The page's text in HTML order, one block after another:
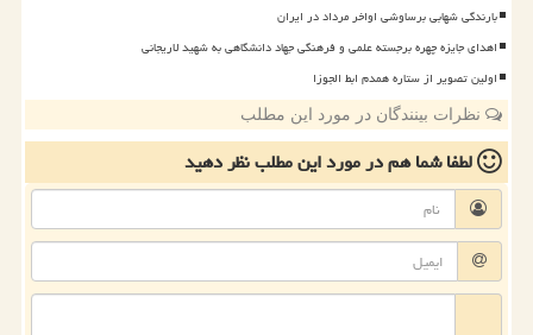
بارندگی شهابی برساوشی اواخر مرداد در ایران
اهدای جایزه چهره برجسته علمی و فرهنگی جهاد دانشگاهی به شهید لاریجانی
اولین تصویر از ستاره همدم ابط الجوزا
نظرات بینندگان در مورد این مطلب
لطفا شما همدر مورد این مطلبنظر دهید